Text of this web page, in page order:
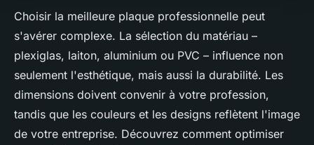
Choisir la meilleure plaque professionnelle peut
s'avérer complexe. La sélection du matériau –
plexiglas, laiton, aluminium ou PVC – influence non
seulement l'esthétique, mais aussi la durabilité. Les
dimensions doivent convenir à votre profession,
tandis que les couleurs et les designs reflètent l'image
de votre entreprise. Découvrez comment optimiser